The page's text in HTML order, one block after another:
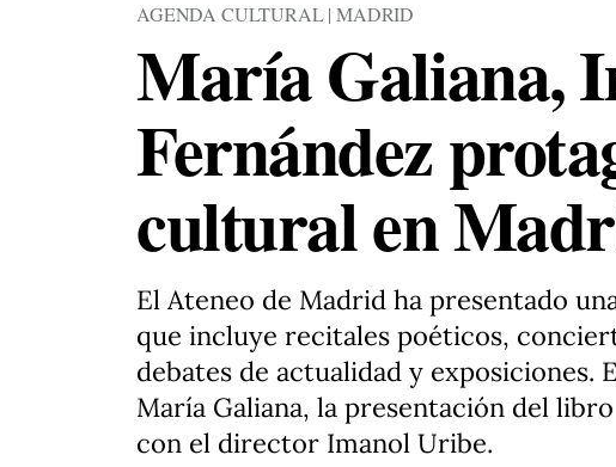
AGENDA CULTURAL | MADRID
María Galiana,
Fernández
cultural en
El Ateneo de Madrid ha presentado
que incluye recitales poéticos,
debates de actualidad y exposiciones.
María Galiana, la presentación del
con el director Imanol Uribe.